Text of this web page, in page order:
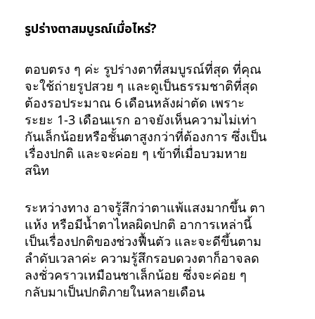
รูปร่างตาสมบูรณ์เมื่อไหร่?
ตอบตรง ๆ ค่ะ รูปร่างตาที่สมบูรณ์ที่สุด ที่คุณ
จะใช้ถ่ายรูปสวย ๆ และดูเป็นธรรมชาติที่สุด
ต้องรอประมาณ 6 เดือนหลังผ่าตัด เพราะ
ระยะ 1-3 เดือนแรก อาจยังเห็นความไม่เท่า
กันเล็กน้อยหรือชั้นตาสูงกว่าที่ต้องการ ซึ่งเป็น
เรื่องปกติ และจะค่อย ๆ เข้าที่เมื่อบวมหาย
สนิท
ระหว่างทาง อาจรู้สึกว่าตาแพ้แสงมากขึ้น ตา
แห้ง หรือมีน้ำตาไหลผิดปกติ อาการเหล่านี้
เป็นเรื่องปกติของช่วงฟื้นตัว และจะดีขึ้นตาม
ลำดับเวลาค่ะ ความรู้สึกรอบดวงตาก็อาจลด
ลงชั่วคราวเหมือนชาเล็กน้อย ซึ่งจะค่อย ๆ
กลับมาเป็นปกติภายในหลายเดือน